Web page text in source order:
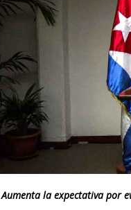
Aumenta la expectativa por